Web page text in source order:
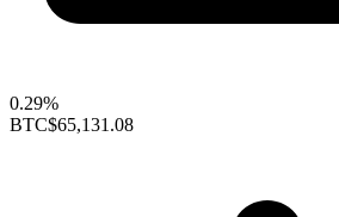
0.29%
BTC$65,131.08